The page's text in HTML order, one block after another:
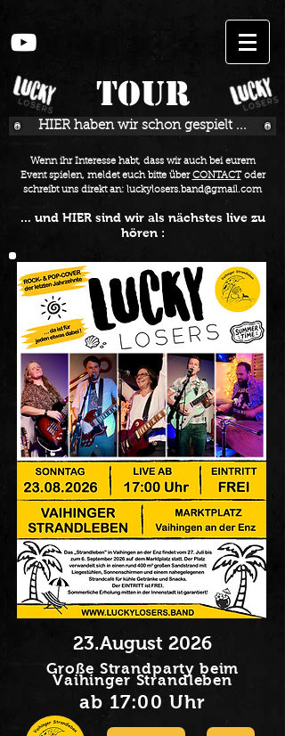
TOUR
HIER haben wir schon gespielt ...
Wenn ihr Interesse habt, dass wir auch bei eurem
Event spielen, meldet euch bitte überCONTACToder
schreibt uns direkt an: luckylosers.band@gmail.com
... und HIER sind wir als nächstes live zu
hören :
23.August 2026
Große Strandparty beim
Vaihinger Strandleben
ab 17:00 Uhr